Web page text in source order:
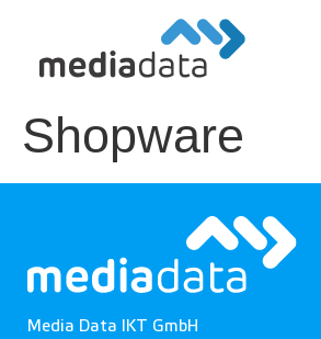
Shopware
Media Data IKT GmbH